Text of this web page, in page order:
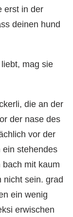
erst in der
deinen hund
mag sie
die an der
der nase des
vor der
ein stehendes
mit kaum
nicht sein. grad
ein wenig
erwischen